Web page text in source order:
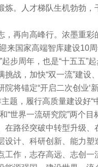
炼。人才梯队生机勃勃，
，再向高峰行。浓墨重彩
来国家高端智库建设10
起步周年，也是“十五五”
挑战，加快“双一流”建设
院将锚定“开启二次创业‘
主题，履行高质量建设好
“世界一流研究院”两个
在路径突破中转型升级、
设计、科研创新、能力塑
工作，志存高远、志创一